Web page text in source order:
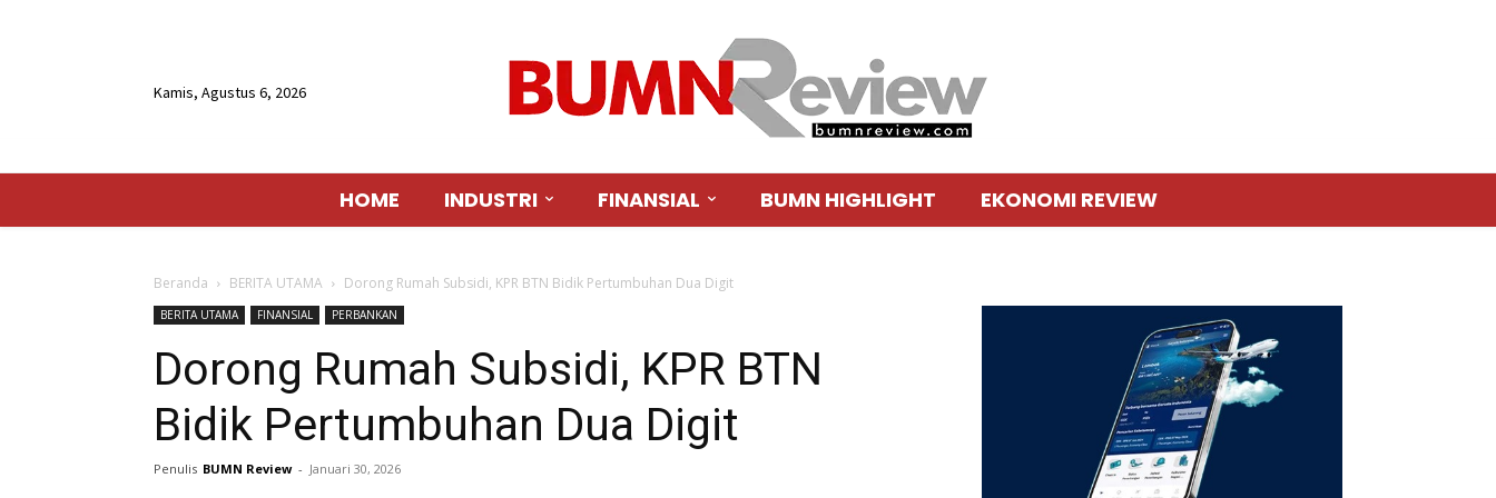
Kamis, Agustus 6, 2026
HOME INDUSTRI FINANSIAL BUMN HIGHLIGHT EKONOMI REVIEW
Beranda BERITA UTAMA Dorong Rumah Subsidi, KPR BTN Bidik Pertumbuhan Dua Digit
BERITA UTAMA FINANSIAL PERBANKAN
Dorong Rumah Subsidi, KPR BTN
Bidik Pertumbuhan Dua Digit
Penulis BUMN Review - Januari 30, 2026